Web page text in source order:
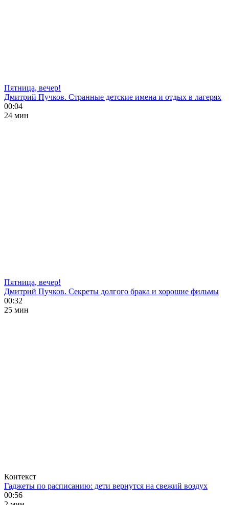
Пятница, вечер!
Дмитрий Пучков. Странные детские имена и отдых в лагерях
00:04
24 мин
Пятница, вечер!
Дмитрий Пучков. Секреты долгого брака и хорошие фильмы
00:32
25 мин
Контекст
Гаджеты по расписанию: дети вернутся на свежий воздух
00:56